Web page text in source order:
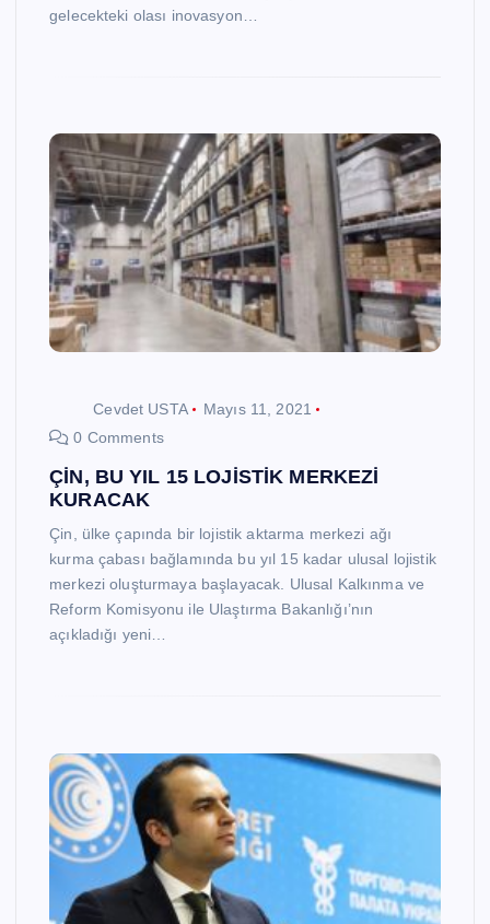
gelecekteki olası inovasyon…
Cevdet USTA
Mayıs 11, 2021
0 Comments
ÇİN, BU YIL 15 LOJİSTİK MERKEZİ
KURACAK
Çin, ülke çapında bir lojistik aktarma merkezi ağı
kurma çabası bağlamında bu yıl 15 kadar ulusal lojistik
merkezi oluşturmaya başlayacak. Ulusal Kalkınma ve
Reform Komisyonu ile Ulaştırma Bakanlığı’nın
açıkladığı yeni…